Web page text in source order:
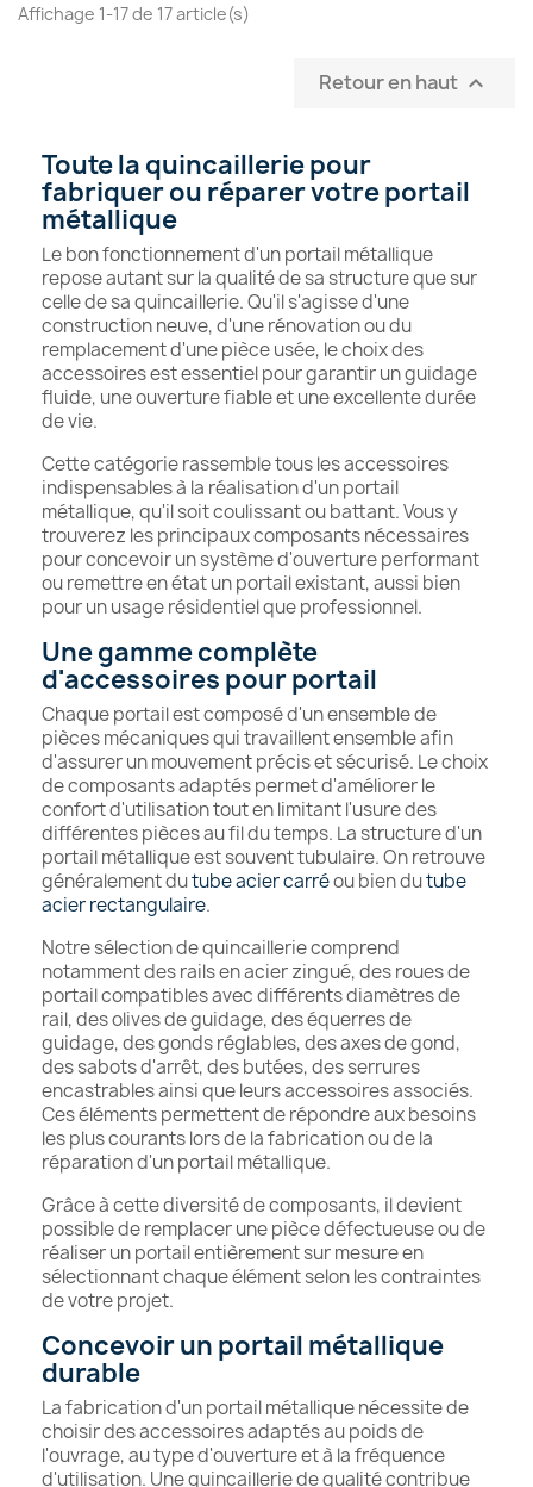
Affichage 1-17 de 17 article(s)
Retour en haut 
Toute la quincaillerie pour
fabriquer ou réparer votre portail
métallique
Le bon fonctionnement d'un portail métallique
repose autant sur la qualité de sa structure que sur
celle de sa quincaillerie. Qu'il s'agisse d'une
construction neuve, d'une rénovation ou du
remplacement d'une pièce usée, le choix des
accessoires est essentiel pour garantir un guidage
fluide, une ouverture fiable et une excellente durée
de vie.
Cette catégorie rassemble tous les accessoires
indispensables à la réalisation d'un portail
métallique, qu'il soit coulissant ou battant. Vous y
trouverez les principaux composants nécessaires
pour concevoir un système d'ouverture performant
ou remettre en état un portail existant, aussi bien
pour un usage résidentiel que professionnel.
Une gamme complète
d'accessoires pour portail
Chaque portail est composé d'un ensemble de
pièces mécaniques qui travaillent ensemble afin
d'assurer un mouvement précis et sécurisé. Le choix
de composants adaptés permet d'améliorer le
confort d'utilisation tout en limitant l'usure des
différentes pièces au fil du temps. La structure d'un
portail métallique est souvent tubulaire. On retrouve
généralement dutube acier carréou bien dutube
acier rectangulaire.
Notre sélection de quincaillerie comprend
notamment des rails en acier zingué, des roues de
portail compatibles avec différents diamètres de
rail, des olives de guidage, des équerres de
guidage, des gonds réglables, des axes de gond,
des sabots d'arrêt, des butées, des serrures
encastrables ainsi que leurs accessoires associés.
Ces éléments permettent de répondre aux besoins
les plus courants lors de la fabrication ou de la
réparation d'un portail métallique.
Grâce à cette diversité de composants, il devient
possible de remplacer une pièce défectueuse ou de
réaliser un portail entièrement sur mesure en
sélectionnant chaque élément selon les contraintes
de votre projet.
Concevoir un portail métallique
durable
La fabrication d'un portail métallique nécessite de
choisir des accessoires adaptés au poids de
l'ouvrage, au type d'ouverture et à la fréquence
d'utilisation. Une quincaillerie de qualité contribue